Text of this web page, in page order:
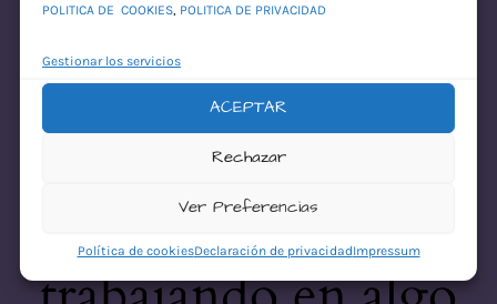
POLITICA DE COOKIES, POLITICA DE PRIVACIDAD
Gestionar los servicios
ACEPTAR
Rechazar
Ver Preferencias
Política de cookiesDeclaración de privacidadImpressum
¡Disculpa este
desastre! Estamos